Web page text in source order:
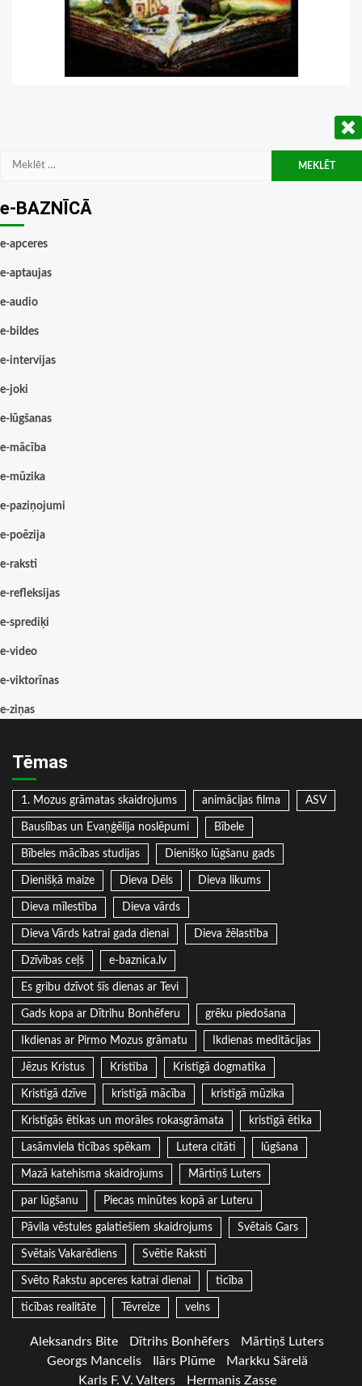
Meklēt:
e-BAZNĪCĀ
e-apceres
e-aptaujas
e-audio
e-bildes
e-intervijas
e-joki
e-lūgšanas
e-mācība
e-mūzika
e-paziņojumi
e-poēzija
e-raksti
e-refleksijas
e-sprediķi
e-video
e-viktorīnas
e-ziņas
Tēmas
1. Mozus grāmatas skaidrojums animācijas filma ASV
Bauslības un Evaņģēlija noslēpumi Bībele
Bībeles mācības studijas Dienišķo lūgšanu gads
Dienišķā maize Dieva Dēls Dieva likums
Dieva mīlestība Dieva vārds
Dieva Vārds katrai gada dienai Dieva žēlastība
Dzīvības ceļš e-baznica.lv
Es gribu dzīvot šīs dienas ar Tevi
Gads kopa ar Dītrihu Bonhēferu grēku piedošana
Ikdienas ar Pirmo Mozus grāmatu Ikdienas meditācijas
Jēzus Kristus Kristība Kristīgā dogmatika
Kristīgā dzīve kristīgā mācība kristīgā mūzika
Kristīgās ētikas un morāles rokasgrāmata kristīgā ētika
Lasāmviela ticības spēkam Lutera citāti lūgšana
Mazā katehisma skaidrojums Mārtiņš Luters
par lūgšanu Piecas minūtes kopā ar Luteru
Pāvila vēstules galatiešiem skaidrojums Svētais Gars
Svētais Vakarēdiens Svētie Raksti
Svēto Rakstu apceres katrai dienai ticība
ticības realitāte Tēvreize velns
Aleksandrs Bite Dītrihs Bonhēfers
Mārtiņš Luters
Georgs Mancelis
Ilārs Plūme
Markku Särelä
Karls F. V. Valters
Hermanis Zasse